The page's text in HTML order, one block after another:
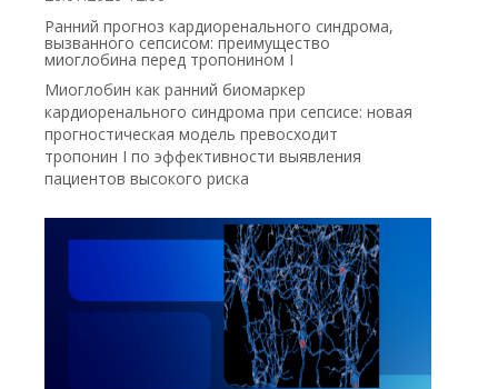
Ранний прогноз кардиоренального синдрома,
вызванного сепсисом: преимущество
миоглобина перед тропонином I
Миоглобин как ранний биомаркер
кардиоренального синдрома при сепсисе: новая
прогностическая модель превосходит
тропонин I по эффективности выявления
пациентов высокого риска